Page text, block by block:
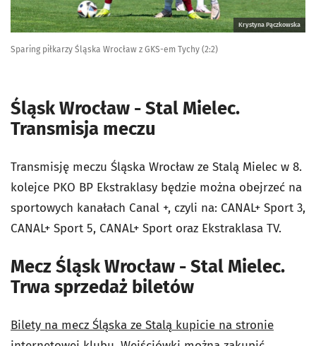
Krystyna Pączkowska
Sparing piłkarzy Śląska Wrocław z GKS-em Tychy (2:2)
Śląsk Wrocław - Stal Mielec.
Transmisja meczu
Transmisję meczu Śląska Wrocław ze Stalą Mielec w 8.
kolejce PKO BP Ekstraklasy będzie można obejrzeć na
sportowych kanałach Canal +, czyli na: CANAL+ Sport 3,
CANAL+ Sport 5, CANAL+ Sport oraz Ekstraklasa TV.
Mecz Śląsk Wrocław - Stal Mielec.
Trwa sprzedaż biletów
Bilety na mecz Śląska ze Stalą kupicie na stronie